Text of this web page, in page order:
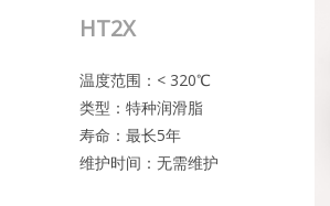
HT2X
温度范围：< 320℃
类型：特种润滑脂
寿命：最长5年
维护时间：无需维护